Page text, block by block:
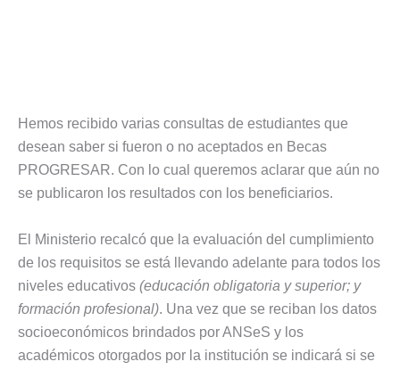
Hemos recibido varias consultas de estudiantes que
desean saber si fueron o no aceptados en Becas
PROGRESAR. Con lo cual queremos aclarar que aún no
se publicaron los resultados con los beneficiarios.
El Ministerio recalcó que la evaluación del cumplimiento
de los requisitos se está llevando adelante para todos los
niveles educativos (educación obligatoria y superior; y
formación profesional). Una vez que se reciban los datos
socioeconómicos brindados por ANSeS y los
académicos otorgados por la institución se indicará si se